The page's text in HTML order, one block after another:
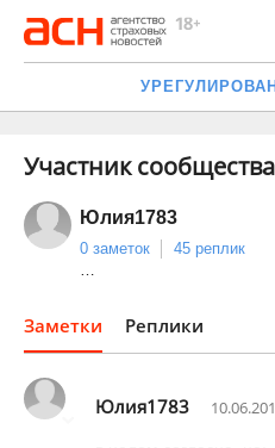
Участник сообщества
Юлия1783
0 заметок
45 реплик
…
Заметки Реплики
Юлия1783